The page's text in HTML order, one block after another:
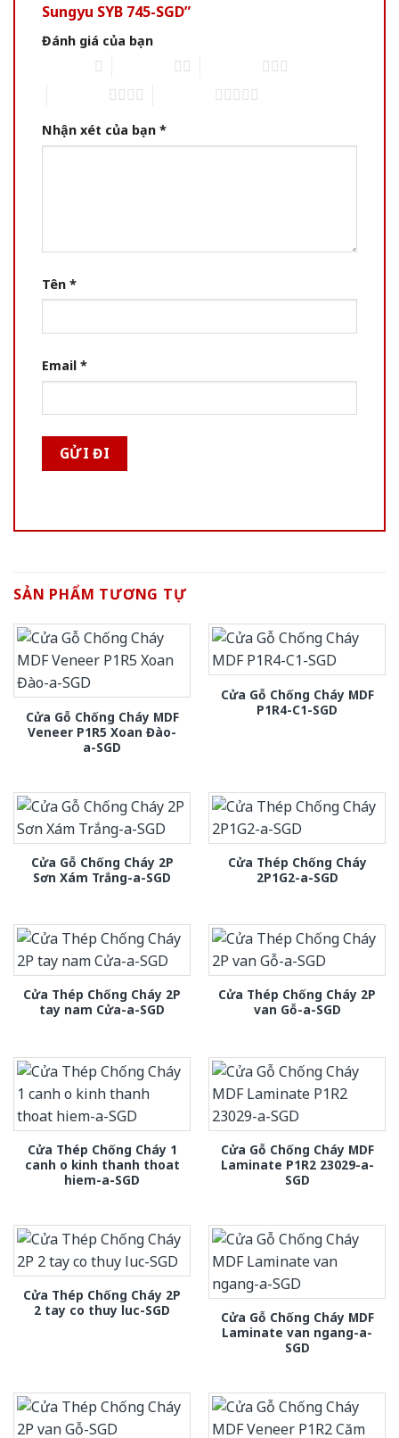
Sungyu SYB 745-SGD”
Đánh giá của bạn
Nhận xét của bạn *
Tên *
Email *
SẢN PHẨM TƯƠNG TỰ
Cửa Gỗ Chống Cháy MDF
Veneer P1R5 Xoan Đào-
a-SGD
Cửa Gỗ Chống Cháy MDF
P1R4-C1-SGD
Cửa Gỗ Chống Cháy 2P
Sơn Xám Trắng-a-SGD
Cửa Thép Chống Cháy
2P1G2-a-SGD
Cửa Thép Chống Cháy 2P
tay nam Cửa-a-SGD
Cửa Thép Chống Cháy 2P
van Gỗ-a-SGD
Cửa Thép Chống Cháy 1
canh o kinh thanh thoat
hiem-a-SGD
Cửa Gỗ Chống Cháy MDF
Laminate P1R2 23029-a-
SGD
Cửa Thép Chống Cháy 2P
2 tay co thuy luc-SGD
Cửa Gỗ Chống Cháy MDF
Laminate van ngang-a-
SGD